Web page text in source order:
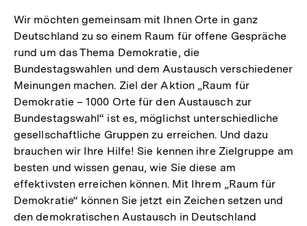
Wir möchten gemeinsam mit Ihnen Orte in ganz
Deutschland zu so einem Raum für offene Gespräche
rund um das Thema Demokratie, die
Bundestagswahlen und dem Austausch verschiedener
Meinungen machen. Ziel der Aktion „Raum für
Demokratie – 1000 Orte für den Austausch zur
Bundestagswahl“ ist es, möglichst unterschiedliche
gesellschaftliche Gruppen zu erreichen. Und dazu
brauchen wir Ihre Hilfe! Sie kennen ihre Zielgruppe am
besten und wissen genau, wie Sie diese am
effektivsten erreichen können. Mit Ihrem „Raum für
Demokratie“ können Sie jetzt ein Zeichen setzen und
den demokratischen Austausch in Deutschland